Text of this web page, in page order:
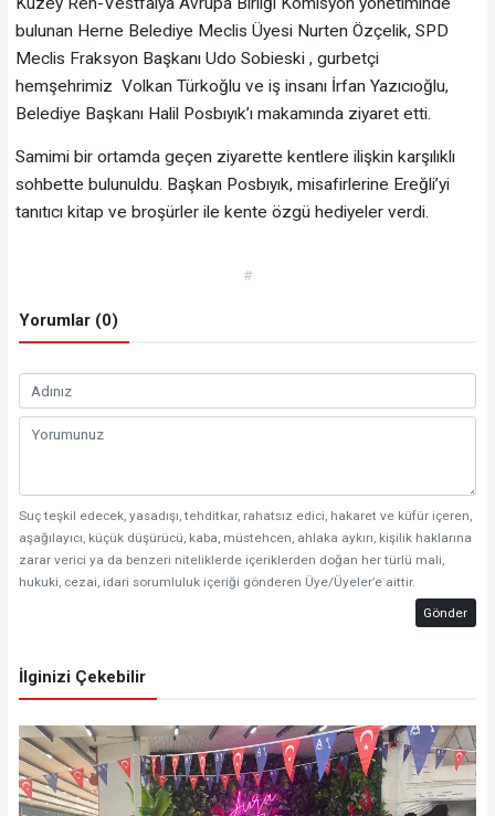
bulunan Herne Belediye Meclis Üyesi Nurten Özçelik, SPD
Meclis Fraksyon Başkanı Udo Sobieski , gurbetçi
hemşehrimiz Volkan Türkoğlu ve iş insanı İrfan Yazıcıoğlu,
Belediye Başkanı Halil Posbıyık’ı makamında ziyaret etti.
Samimi bir ortamda geçen ziyarette kentlere ilişkin karşılıklı
sohbette bulunuldu. Başkan Posbıyık, misafirlerine Ereğli’yi
tanıtıcı kitap ve broşürler ile kente özgü hediyeler verdi.
#
Yorumlar (0)
Suç teşkil edecek, yasadışı, tehditkar, rahatsız edici, hakaret ve küfür içeren,
aşağılayıcı, küçük düşürücü, kaba, müstehcen, ahlaka aykırı, kişilik haklarına
zarar verici ya da benzeri niteliklerde içeriklerden doğan her türlü mali,
hukuki, cezai, idari sorumluluk içeriği gönderen Üye/Üyeler’e aittir.
Gönder
İlginizi Çekebilir